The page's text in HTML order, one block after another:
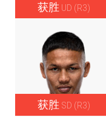
获胜 UD (R3)
获胜 SD (R3)